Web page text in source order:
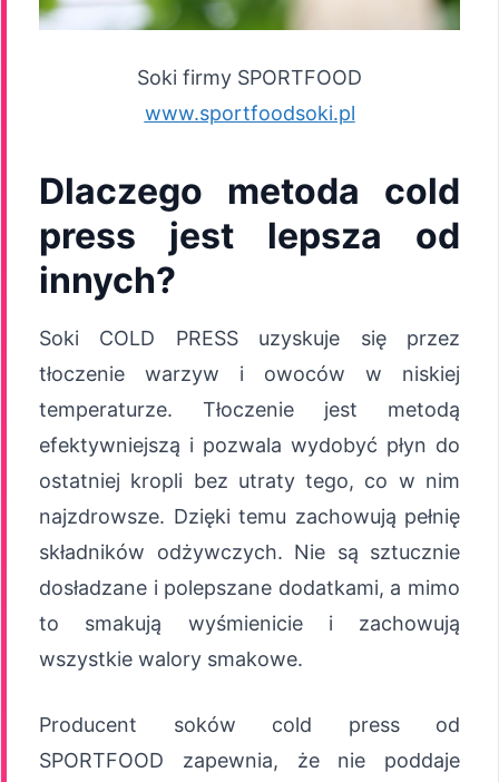
Soki firmy SPORTFOOD
www.sportfoodsoki.pl
Dlaczego metoda cold
press jest lepsza od
innych?
Soki COLD PRESS uzyskuje się przez
tłoczenie warzyw i owoców w niskiej
temperaturze. Tłoczenie jest metodą
efektywniejszą i pozwala wydobyć płyn do
ostatniej kropli bez utraty tego, co w nim
najzdrowsze. Dzięki temu zachowują pełnię
składników odżywczych. Nie są sztucznie
dosładzane i polepszane dodatkami, a mimo
to smakują wyśmienicie i zachowują
wszystkie walory smakowe.
Producent soków cold press od
SPORTFOOD zapewnia, że nie poddaje